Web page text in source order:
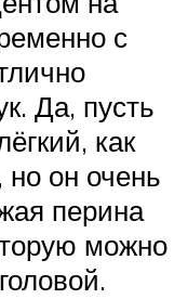
с
Да, пусть
как
он очень
перина
можно